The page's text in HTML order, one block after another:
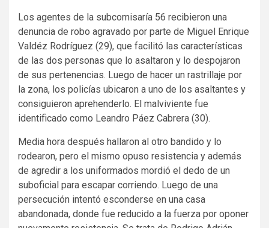
Los agentes de la subcomisaría 56 recibieron una
denuncia de robo agravado por parte de Miguel Enrique
Valdéz Rodríguez (29), que facilitó las características
de las dos personas que lo asaltaron y lo despojaron
de sus pertenencias. Luego de hacer un rastrillaje por
la zona, los policías ubicaron a uno de los asaltantes y
consiguieron aprehenderlo. El malviviente fue
identificado como Leandro Páez Cabrera (30).
Media hora después hallaron al otro bandido y lo
rodearon, pero el mismo opuso resistencia y además
de agredir a los uniformados mordió el dedo de un
suboficial para escapar corriendo. Luego de una
persecución intentó esconderse en una casa
abandonada, donde fue reducido a la fuerza por oponer